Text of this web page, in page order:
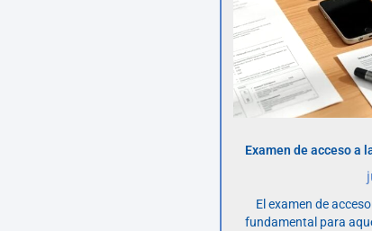
Examen de acceso a
El examen de
fundamental para